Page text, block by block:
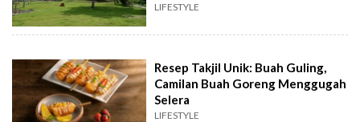
LIFESTYLE
Resep Takjil Unik: Buah Guling,
Camilan Buah Goreng Menggugah
Selera
LIFESTYLE